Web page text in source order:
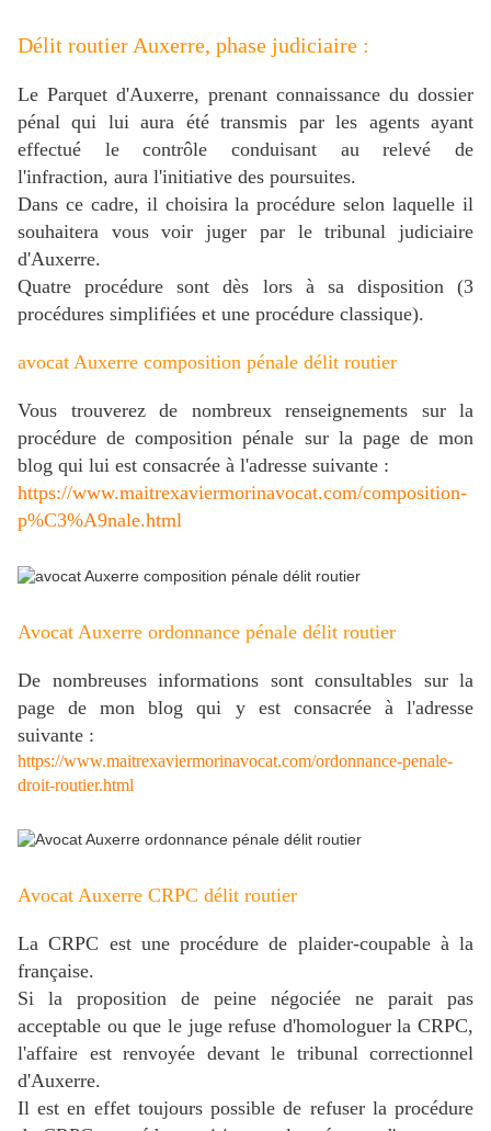
Délit routier Auxerre, phase judiciaire :
Le Parquet d'Auxerre, prenant connaissance du dossier
pénal qui lui aura été transmis par les agents ayant
effectué le contrôle conduisant au relevé de
l'infraction, aura l'initiative des poursuites.
Dans ce cadre, il choisira la procédure selon laquelle il
souhaitera vous voir juger par le tribunal judiciaire
d'Auxerre.
Quatre procédure sont dès lors à sa disposition (3
procédures simplifiées et une procédure classique).
avocat Auxerre composition pénale délit routier
Vous trouverez de nombreux renseignements sur la
procédure de composition pénale sur la page de mon
blog qui lui est consacrée à l'adresse suivante :
https://www.maitrexaviermorinavocat.com/composition-
p%C3%A9nale.html
Avocat Auxerre ordonnance pénale délit routier
De nombreuses informations sont consultables sur la
page de mon blog qui y est consacrée à l'adresse
suivante :
https://www.maitrexaviermorinavocat.com/ordonnance-penale-
droit-routier.html
Avocat Auxerre CRPC délit routier
La CRPC est une procédure de plaider-coupable à la
française.
Si la proposition de peine négociée ne parait pas
acceptable ou que le juge refuse d'homologuer la CRPC,
l'affaire est renvoyée devant le tribunal correctionnel
d'Auxerre.
Il est en effet toujours possible de refuser la procédure